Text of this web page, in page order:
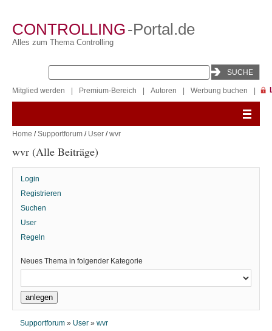
CONTROLLING-Portal.de
Alles zum Thema Controlling
Mitglied werden Premium-Bereich Autoren Werbung buchen
Home /Supportforum / User /wvr
wvr (Alle Beiträge)
Login
Registrieren
Suchen
User
Regeln
Neues Thema in folgender Kategorie
Supportforum » User »wvr